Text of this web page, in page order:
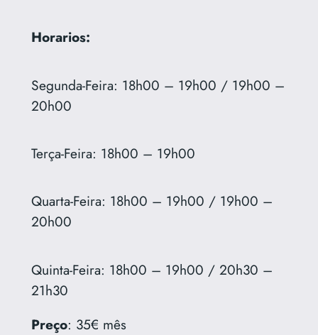
Horarios:
Segunda-Feira: 18h00 – 19h00 / 19h00 –
20h00
Terça-Feira: 18h00 – 19h00
Quarta-Feira: 18h00 – 19h00 / 19h00 –
20h00
Quinta-Feira: 18h00 – 19h00 / 20h30 –
21h30
Preço: 35€ mês